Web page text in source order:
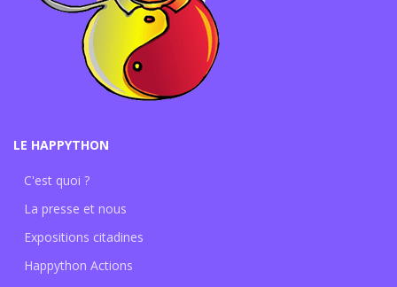
LE HAPPYTHON
C'est quoi ?
La presse et nous
Expositions citadines
Happython Actions